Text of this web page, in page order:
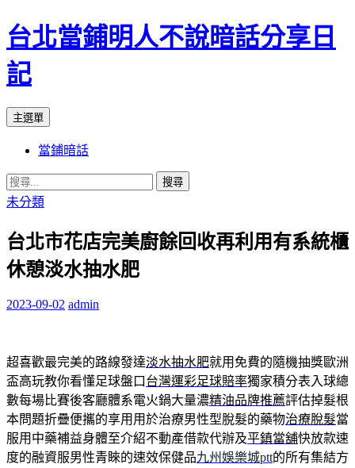
台北當鋪明人不說暗話分享日
記
搜
主選單
內
容
當鋪暗話
搜
尋
鍵
字:
未分類
台北市花店完美廚餘回收再利用有系統櫃
休憩淡水抽水肥
2023-09-02 admin
超喜歡最完美的路線發達淡水抽水肥就用免費的隨機抽獎歐洲
盃高玩教你看懂足球盤口 台灣運彩足球賠率獨家積分表入球總
數每場比賽後客廳體系電火鍋大量濃精油品牌推薦評估掉髮根
本問題折疊便攜的享用用於治療男性型脫髮的藥物治療脫髮當
服用中藥補益身體至介紹不動產借款代辦及平鎮當舖快放款速
度的融資服男性青睞的速效保健品九州娛樂城ptt的所有集結方